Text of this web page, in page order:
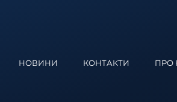
НОВИНИ КОНТАКТИ ПРО